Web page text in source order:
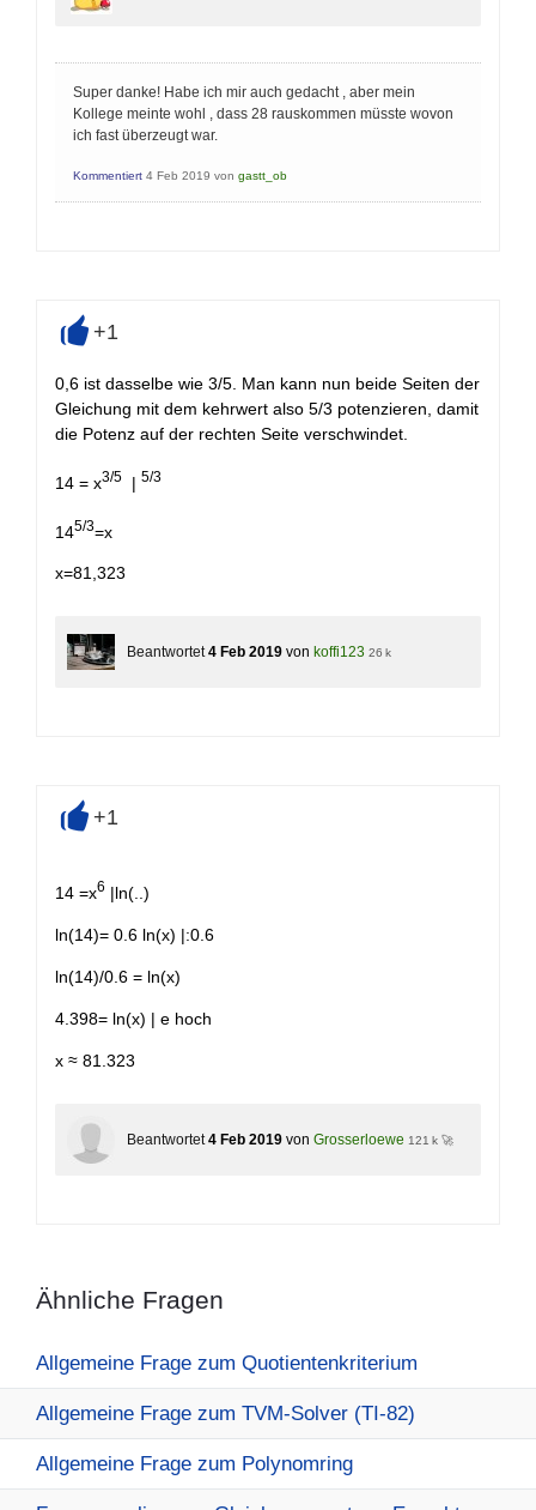
Super danke! Habe ich mir auch gedacht , aber mein
Kollege meinte wohl , dass 28 rauskommen müsste wovon
ich fast überzeugt war.
Kommentiert 4 Feb 2019 von gastt_ob
+1
0,6 ist dasselbe wie 3/5. Man kann nun beide Seiten der
Gleichung mit dem kehrwert also 5/3 potenzieren, damit
die Potenz auf der rechten Seite verschwindet.
14 = x3/5 | 5/3
145/3=x
x=81,323
Beantwortet 4 Feb 2019 von koffi123 26 k
+1
14 =x6 |ln(..)
ln(14)= 0.6 ln(x) |:0.6
ln(14)/0.6 = ln(x)
4.398= ln(x) | e hoch
x ≈ 81.323
Beantwortet 4 Feb 2019 von Grosserloewe 121 k 🚀
Ähnliche Fragen
Allgemeine Frage zum Quotientenkriterium
Allgemeine Frage zum TVM-Solver (TI-82)
Allgemeine Frage zum Polynomring